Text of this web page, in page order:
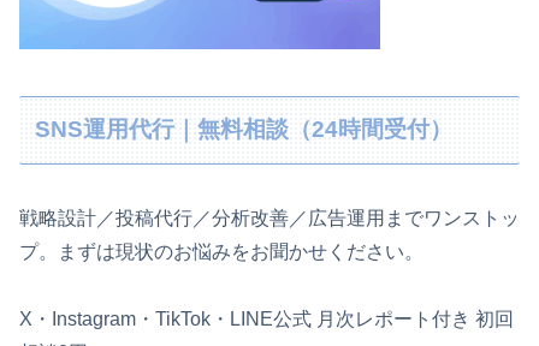
SNS運用代行｜無料相談（24時間受付）
戦略設計／投稿代行／分析改善／広告運用までワンストッ
プ。まずは現状のお悩みをお聞かせください。
X・Instagram・TikTok・LINE公式 月次レポート付き 初回